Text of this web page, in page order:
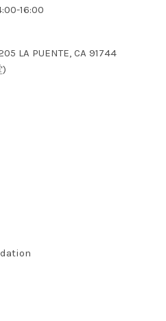
16:00
LA PUENTE, CA 91744
)